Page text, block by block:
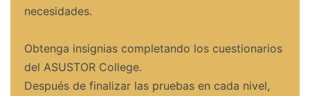
necesidades.
Obtenga insignias completando los cuestionarios
del ASUSTOR College.
Después de finalizar las pruebas en cada nivel,